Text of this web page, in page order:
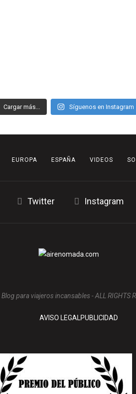
Cargar más... Síguenos en Instagram
EUROPA ESPAÑA VIDEOS
Twitter Instagram
Blog para viajeros incansables - ALL RIGHTS
AVISO LEGALPUBLICIDAD